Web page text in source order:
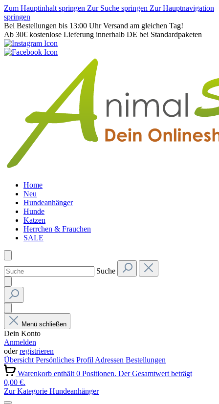
Zum Hauptinhalt springen Zur Suche springen Zur Hauptnavigation
springen
Bei Bestellungen bis 13:00 Uhr Versand am gleichen Tag!
Ab 30€ kostenlose Lieferung innerhalb DE bei Standardpaketen
Home
Neu
Hundeanhänger
Hunde
Katzen
Herrchen & Frauchen
SALE
Suche
Menü schließen
Dein Konto
Anmelden
oderregistrieren
ÜbersichtPersönliches ProfilAdressen Bestellungen
Warenkorb enthält 0 Positionen. Der Gesamtwert beträgt
0,00 €.
Zur Kategorie Hundeanhänger